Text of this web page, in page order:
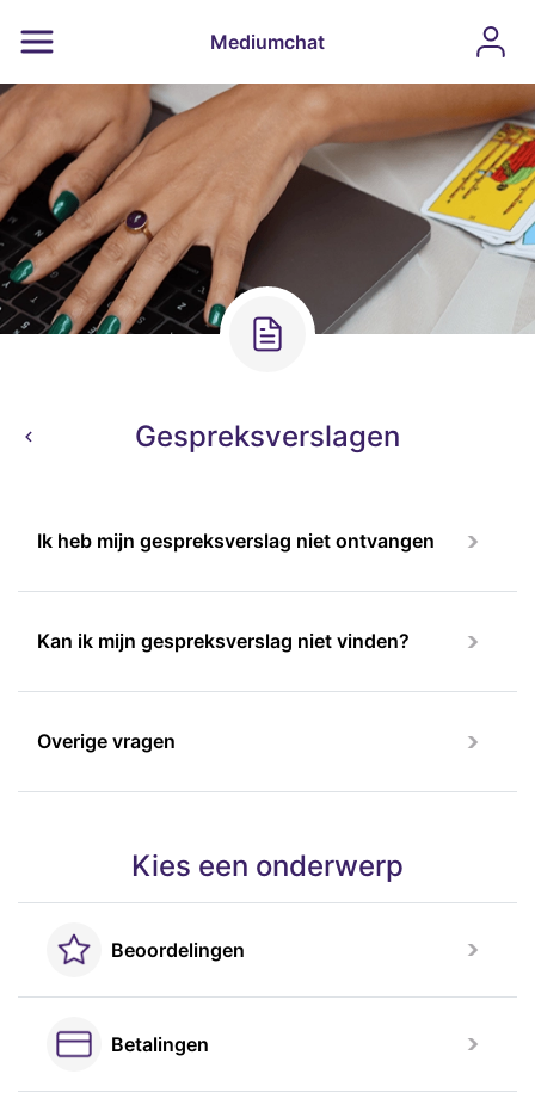
Mediumchat
Gespreksverslagen
Ik heb mijn gespreksverslag niet ontvangen
Kan ik mijn gespreksverslag niet vinden?
Overige vragen
Kies een onderwerp
Beoordelingen
Betalingen